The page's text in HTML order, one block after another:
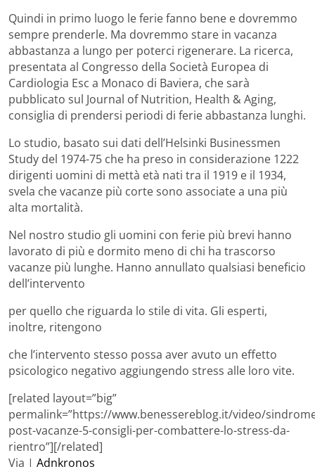
Quindi in primo luogo le ferie fanno bene e dovremmo
sempre prenderle. Ma dovremmo stare in vacanza
abbastanza a lungo per poterci rigenerare. La ricerca,
presentata al Congresso della Società Europea di
Cardiologia Esc a Monaco di Baviera, che sarà
pubblicato sul Journal of Nutrition, Health & Aging,
consiglia di prendersi periodi di ferie abbastanza lunghi.
Lo studio, basato sui dati dell’Helsinki Businessmen
Study del 1974-75 che ha preso in considerazione 1222
dirigenti uomini di mettà età nati tra il 1919 e il 1934,
svela che vacanze più corte sono associate a una più
alta mortalità.
Nel nostro studio gli uomini con ferie più brevi hanno
lavorato di più e dormito meno di chi ha trascorso
vacanze più lunghe. Hanno annullato qualsiasi beneficio
dell’intervento
per quello che riguarda lo stile di vita. Gli esperti,
inoltre, ritengono
che l’intervento stesso possa aver avuto un effetto
psicologico negativo aggiungendo stress alle loro vite.
[related layout=”big”
permalink=”https://www.benessereblog.it/video/
post-vacanze-5-consigli-per-combattere-lo-stress-da-
rientro”][/related]
Via | Adnkronos